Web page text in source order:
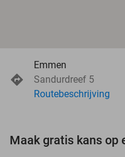
Emmen
Sandurdreef 5
Routebeschrijving